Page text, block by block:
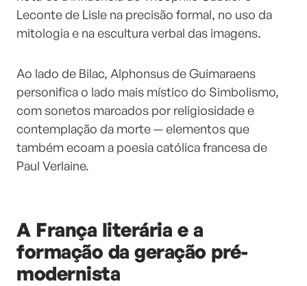
Leconte de Lisle na precisão formal, no uso da
mitologia e na escultura verbal das imagens.
Ao lado de Bilac, Alphonsus de Guimaraens
personifica o lado mais místico do Simbolismo,
com sonetos marcados por religiosidade e
contemplação da morte — elementos que
também ecoam a poesia católica francesa de
Paul Verlaine.
A França literária e a
formação da geração pré-
modernista